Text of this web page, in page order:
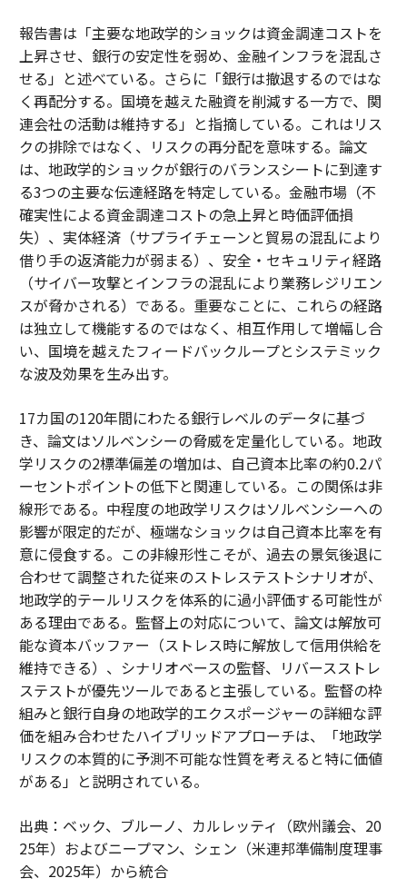
報告書は「主要な地政学的ショックは資金調達コストを
上昇させ、銀行の安定性を弱め、金融インフラを混乱さ
せる」と述べている。さらに「銀行は撤退するのではな
く再配分する。国境を越えた融資を削減する一方で、関
連会社の活動は維持する」と指摘している。これはリス
クの排除ではなく、リスクの再分配を意味する。論文
は、地政学的ショックが銀行のバランスシートに到達す
る3つの主要な伝達経路を特定している。金融市場（不
確実性による資金調達コストの急上昇と時価評価損
失）、実体経済（サプライチェーンと貿易の混乱により
借り手の返済能力が弱まる）、安全・セキュリティ経路
（サイバー攻撃とインフラの混乱により業務レジリエン
スが脅かされる）である。重要なことに、これらの経路
は独立して機能するのではなく、相互作用して増幅し合
い、国境を越えたフィードバックループとシステミック
な波及効果を生み出す。
17カ国の120年間にわたる銀行レベルのデータに基づ
き、論文はソルベンシーの脅威を定量化している。地政
学リスクの2標準偏差の増加は、自己資本比率の約0.2パ
ーセントポイントの低下と関連している。この関係は非
線形である。中程度の地政学リスクはソルベンシーへの
影響が限定的だが、極端なショックは自己資本比率を有
意に侵食する。この非線形性こそが、過去の景気後退に
合わせて調整された従来のストレステストシナリオが、
地政学的テールリスクを体系的に過小評価する可能性が
ある理由である。監督上の対応について、論文は解放可
能な資本バッファー（ストレス時に解放して信用供給を
維持できる）、シナリオベースの監督、リバースストレ
ステストが優先ツールであると主張している。監督の枠
組みと銀行自身の地政学的エクスポージャーの詳細な評
価を組み合わせたハイブリッドアプローチは、「地政学
リスクの本質的に予測不可能な性質を考えると特に価値
がある」と説明されている。
出典：ベック、ブルーノ、カルレッティ（欧州議会、20
25年）およびニープマン、シェン（米連邦準備制度理事
会、2025年）から統合